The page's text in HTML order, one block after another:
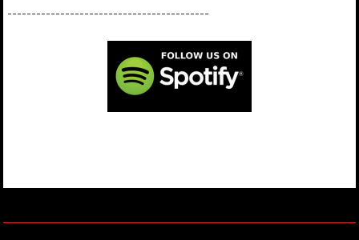
------------------------------------------